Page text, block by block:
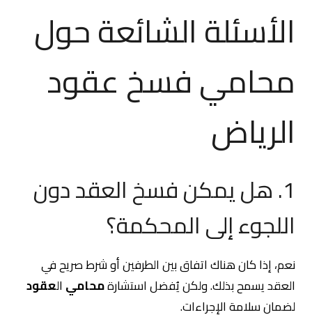
الأسئلة الشائعة حول
محامي فسخ عقود
الرياض
1. هل يمكن فسخ العقد دون
اللجوء إلى المحكمة؟
نعم، إذا كان هناك اتفاق بين الطرفين أو شرط صريح في
العقد يسمح بذلك. ولكن يُفضل استشارةمحامي العقود
لضمان سلامة الإجراءات.